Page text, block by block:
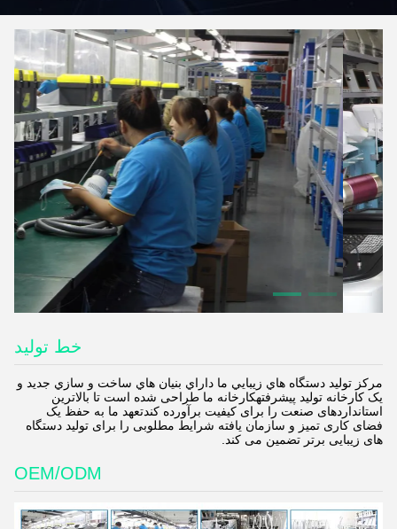
خط تولید
مرکز توليد دستگاه هاي زيبايي ما داراي بنيان هاي ساخت و سازي جديد و
يک کارخانه توليد پيشرفتهکارخانه ما طراحی شده است تا بالاترین
استانداردهای صنعت را برای کیفیت برآورده کندتعهد ما به حفظ یک
فضای کاری تمیز و سازمان یافته شرایط مطلوبی را برای تولید دستگاه
های زیبایی برتر تضمین می کند.
OEM/ODM